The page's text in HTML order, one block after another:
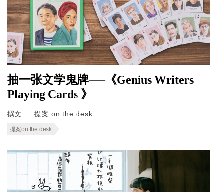
抽一张文学鬼牌──《Genius Writers
Playing Cards 》
撰文 提案 on the desk
提案on the desk